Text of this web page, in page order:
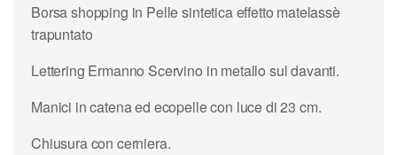
Borsa shopping in Pelle sintetica effetto matelassè
trapuntato
Lettering Ermanno Scervino in metallo sul davanti.
Manici in catena ed ecopelle con luce di 23 cm.
Chiusura con cerniera.